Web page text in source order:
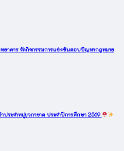
ทยาคาร จัดกิจกรรมการแข่งขันตอบปัญหากฎหมาย
ประจำหมู่ยุวกาชาด ประจำปีการศึกษา 2569